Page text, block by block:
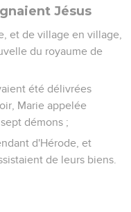
Jésus
et de village en village,
du royaume de
été délivrées
Marie appelée
démons ;
d'Hérode, et
de leurs biens.